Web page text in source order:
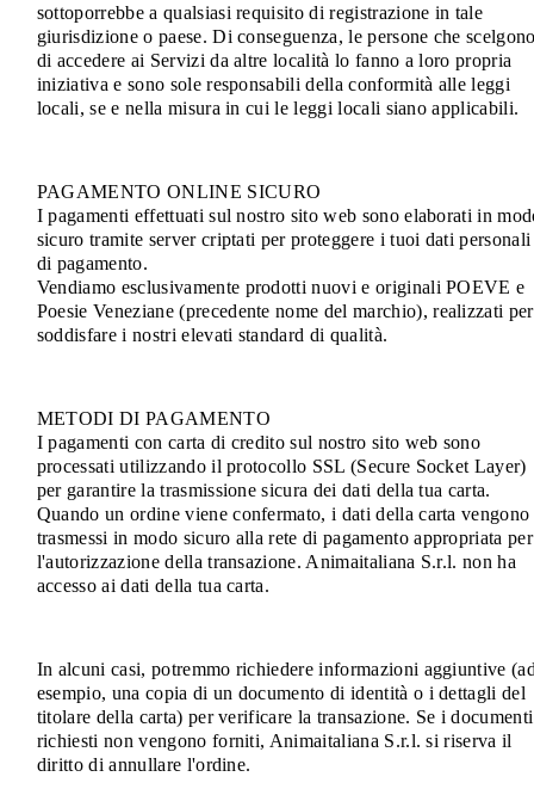
sottoporrebbe a qualsiasi requisito di registrazione in tale
giurisdizione o paese. Di conseguenza, le persone che
di accedere ai Servizi da altre località lo fanno a loro propria
iniziativa e sono sole responsabili della conformità alle leggi
locali, se e nella misura in cui le leggi locali siano applicabili.
PAGAMENTO ONLINE SICURO
I pagamenti effettuati sul nostro sito web sono elaborati in
sicuro tramite server criptati per proteggere i tuoi dati personali
di pagamento.
Vendiamo esclusivamente prodotti nuovi e originali POEVE e
Poesie Veneziane (precedente nome del marchio), realizzati per
soddisfare i nostri elevati standard di qualità.
METODI DI PAGAMENTO
I pagamenti con carta di credito sul nostro sito web sono
processati utilizzando il protocollo SSL (Secure Socket Layer)
per garantire la trasmissione sicura dei dati della tua carta.
Quando un ordine viene confermato, i dati della carta vengono
trasmessi in modo sicuro alla rete di pagamento appropriata per
l'autorizzazione della transazione. Animaitaliana S.r.l. non ha
accesso ai dati della tua carta.
In alcuni casi, potremmo richiedere informazioni aggiuntive
esempio, una copia di un documento di identità o i dettagli del
titolare della carta) per verificare la transazione. Se i documenti
richiesti non vengono forniti, Animaitaliana S.r.l. si riserva il
diritto di annullare l'ordine.